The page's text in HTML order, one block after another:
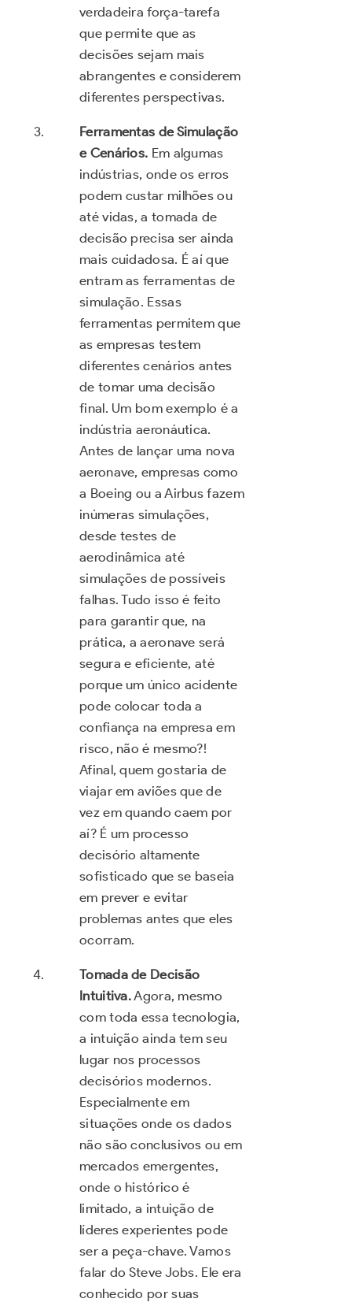
verdadeira força-tarefa
que permite que as
decisões sejam mais
abrangentes e considerem
diferentes perspectivas.
Ferramentas de Simulação
e Cenários. Em algumas
indústrias, onde os erros
podem custar milhões ou
até vidas, a tomada de
decisão precisa ser ainda
mais cuidadosa. É aí que
entram as ferramentas de
simulação. Essas
ferramentas permitem que
as empresas testem
diferentes cenários antes
de tomar uma decisão
final. Um bom exemplo é a
indústria aeronáutica.
Antes de lançar uma nova
aeronave, empresas como
a Boeing ou a Airbus fazem
inúmeras simulações,
desde testes de
aerodinâmica até
simulações de possíveis
falhas. Tudo isso é feito
para garantir que, na
prática, a aeronave será
segura e eficiente, até
porque um único acidente
pode colocar toda a
confiança na empresa em
risco, não é mesmo?!
Afinal, quem gostaria de
viajar em aviões que de
vez em quando caem por
aí? É um processo
decisório altamente
sofisticado que se baseia
em prever e evitar
problemas antes que eles
ocorram.
Tomada de Decisão
Intuitiva.Agora, mesmo
com toda essa tecnologia,
a intuição ainda tem seu
lugar nos processos
decisórios modernos.
Especialmente em
situações onde os dados
não são conclusivos ou em
mercados emergentes,
onde o histórico é
limitado, a intuição de
líderes experientes pode
ser a peça-chave. Vamos
falar do Steve Jobs. Ele era
conhecido por suas